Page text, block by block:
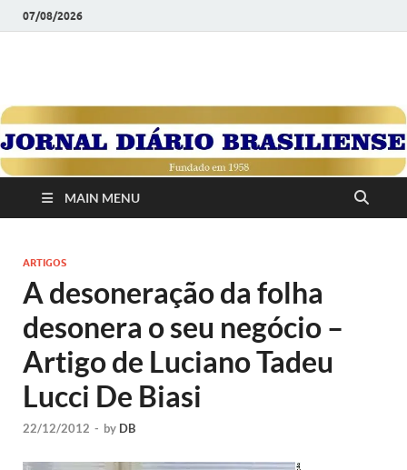
07/08/2026
JORNAL DIÁRIO
BRASILIENSE
1958
MAIN MENU
ARTIGOS
A desoneração da folha
desonera o seu negócio –
Artigo de Luciano Tadeu
Lucci De Biasi
22/12/2012 - by DB